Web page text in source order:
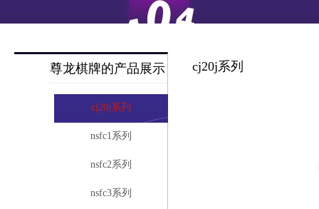
尊龙棋牌的产品展示
cj20j系列
nsfc1系列
nsfc2系列
nsfc3系列
cj20j系列